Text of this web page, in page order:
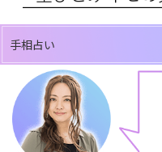
手相占い